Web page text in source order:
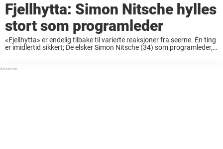
Fjellhytta: Simon Nitsche hylles
stort som programleder
«Fjellhytta» er endelig tilbake til varierte reaksjoner fra seerne. Én ting
er imidlertid sikkert; De elsker Simon Nitsche (34) som programleder,